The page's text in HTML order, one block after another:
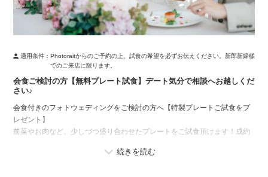
適用条件： Photoraitからのご予約の上、試食の希望を必ずお伝えください。新郎新婦様
でのご来店に限ります。
会食ご検討の方【無料プレート試食】デート気分で相談へお越しくだ
さい♪
会食付きのフォトウェディングをご検討の方へ【特製プレートご試食をプ
レゼント】
前菜やお肉など、少しづつ盛り合わせたプレートをご試食頂けます！成約